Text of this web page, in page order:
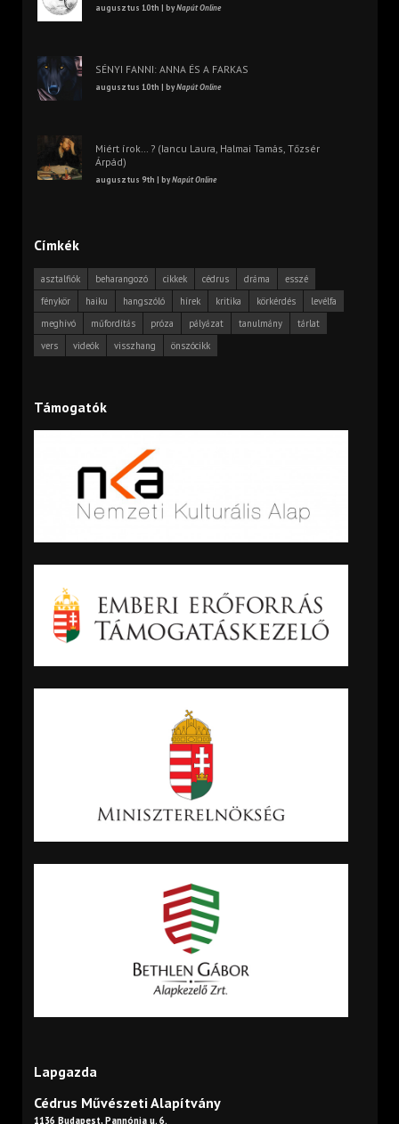
augusztus 10th | byNapút Online
SÉNYI FANNI: ANNA ÉS A FARKAS
augusztus 10th | byNapút Online
Miért írok… ? (Iancu Laura, Halmai Tamás, Tőzsér
Árpád)
augusztus 9th | byNapút Online
Címkék
asztalfiók beharangozó cikkek cédrus dráma
esszé
fénykör
haiku hangszóló hírek kritika körkérdés
levélfa
meghívó
műfordítás próza pályázat tanulmány
tárlat
vers
videók visszhang önszócikk
Támogatók
Lapgazda
Cédrus Művészeti Alapítvány
1136 Budapest, Pannónia u. 6.